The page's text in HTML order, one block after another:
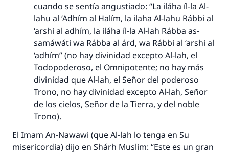
cuando se sentía angustiado: “La iláha íl-la Al-
lahu al ‘Adhím al Halím, la ilaha Al-lahu Rábbi al
‘arshi al adhím, la iláha íl-la Al-lah Rábba as-
samáwáti wa Rábba al árd, wa Rábbi al ‘arshi al
‘adhím”(no hay divinidad excepto Al-lah, el
Todopoderoso, el Omnipotente; no hay más
divinidad que Al-lah, el Señor del poderoso
Trono, no hay divinidad excepto Al-lah, Señor
de los cielos, Señor de la Tierra, y del noble
Trono).
El Imam An-Nawawi (que Al-lah lo tenga en Su
misericordia) dijo en Shárh Muslim: “Este es un gran